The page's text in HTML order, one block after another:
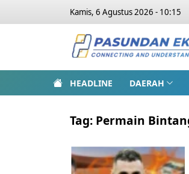
Kamis, 6 Agustus 2026 - 10:15
HEADLINE DAERAH
Tag: Permain